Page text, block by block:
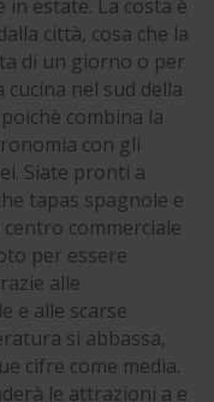
in estate. La costa è
città, cosa che la
di un giorno o per
nel sud della
combina la
con gli
Siate pronti a
tapas spagnole e
commerciale
per essere
alle
e alle scarse
si abbassa,
cifre come media.
le attrazioni a e